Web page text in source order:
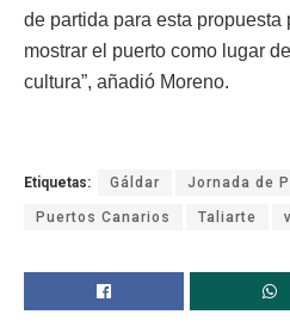
de partida para esta propuesta
mostrar el puerto como lugar
cultura”, añadió Moreno.
Etiquetas: Gáldar Jornada de
Puertos Canarios Taliarte